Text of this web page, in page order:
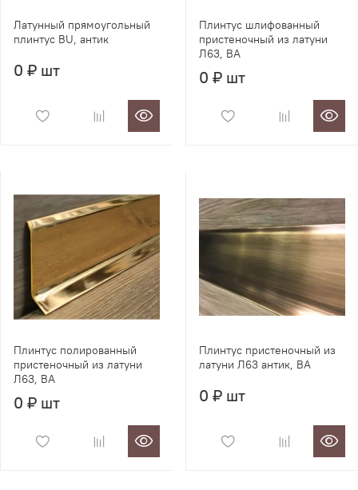
Латунный прямоугольный
плинтус BU, антик
0 ₽ шт
Плинтус шлифованный
пристеночный из латуни
Л63, BA
0 ₽ шт
Плинтус полированный
пристеночный из латуни
Л63, BA
0 ₽ шт
Плинтус пристеночный из
латуни Л63 антик, BA
0 ₽ шт